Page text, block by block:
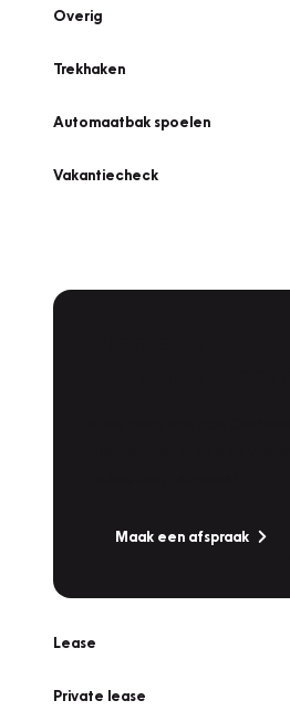
Overig
Trekhaken
Automaatbak spoelen
Vakantiecheck
Maak een afspraak
Lease
Private lease